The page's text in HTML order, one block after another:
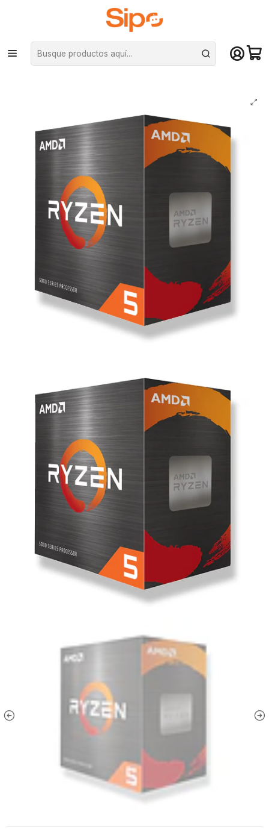
¡Compra hasta mediodía y recibe hoy! De lunes a sábado en el gran
Santiago. Envío gratis desde $29.990
Inicio Componentes PC Procesadores AMD
Procesador AMD Ryzen 5 5600T AM4, 3.7GHz (Turbo 4.5GHz),
6Core/12hilos